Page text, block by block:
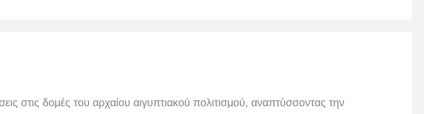
στις δομές του αρχαίου αιγυπτιακού πολιτισμού, αναπτύσσοντας την